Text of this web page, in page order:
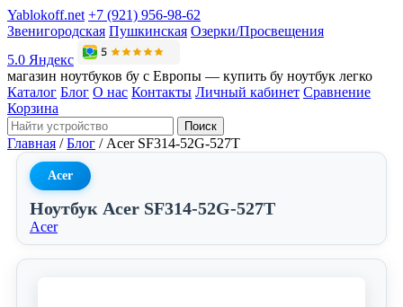
Yablokoff.net +7 (921) 956-98-62
Звенигородская Пушкинская Озерки/Просвещения
5.0 Яндекс
магазин ноутбуков бу с Европы — купить бу ноутбук легко
Каталог Блог О нас Контакты Личный кабинет Сравнение
Корзина
Поиск
Главная / Блог / Acer SF314-52G-527T
Acer
Ноутбук Acer SF314-52G-527T
Acer